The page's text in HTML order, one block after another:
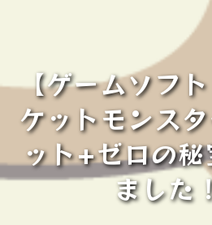
【ゲームソフ
ケットモンス
ット+ゼロの
ました